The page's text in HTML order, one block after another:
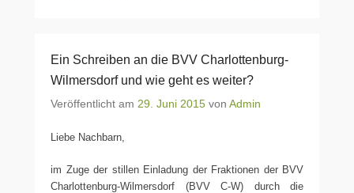
Ein Schreiben an die BVV Charlottenburg-
Wilmersdorf und wie geht es weiter?
Veröffentlicht am 29. Juni 2015 von Admin
Liebe Nachbarn,
im Zuge der stillen Einladung der Fraktionen der BVV
Charlottenburg-Wilmersdorf (BVV C-W) durch die